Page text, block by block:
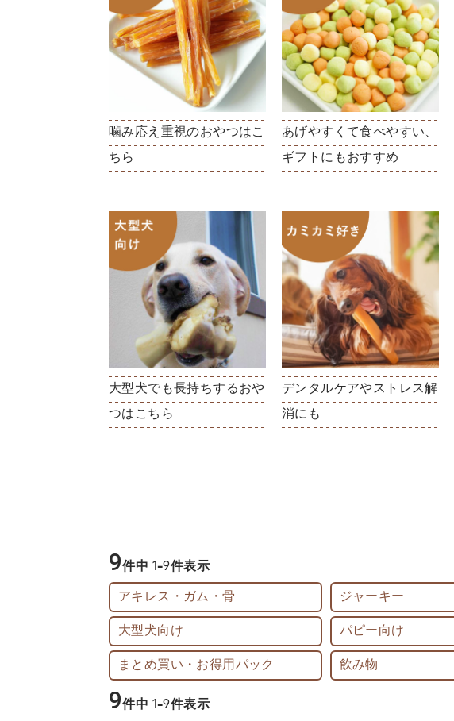
噛み応え重視のおやつはこ
ちら
あげやすくて食べやすい、
ギフトにもおすすめ
大型犬でも長持ちするおや
つはこちら
デンタルケアやストレス解
消にも
9件中 1-9件表示
アキレス・ガム・骨 ジャーキー
大型犬向け パピー向け
まとめ買い・お得用パック 飲み物
9件中 1-9件表示